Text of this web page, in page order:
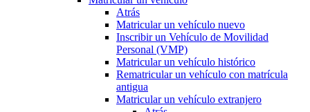
Atrás
Matricular un vehículo nuevo
Inscribir un Vehículo de Movilidad
Personal (VMP)
Matricular un vehículo histórico
Rematricular un vehículo con matrícula
antigua
Matricular un vehículo extranjero